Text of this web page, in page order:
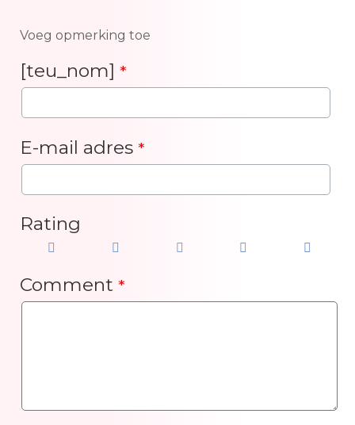
Voeg opmerking toe
[teu_nom] *
E-mail adres *
Rating
Comment *